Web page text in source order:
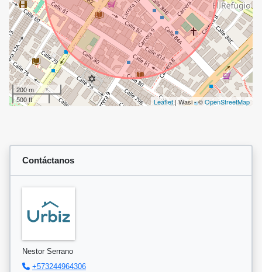
200 m
500 ft
Leaflet| Wasi - ©OpenStreetMap
Contáctanos
Nestor Serrano
+573244964306